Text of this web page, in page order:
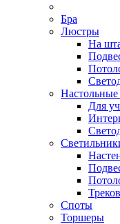
Бра
Люстры
На
Для
Споты
Торшеры